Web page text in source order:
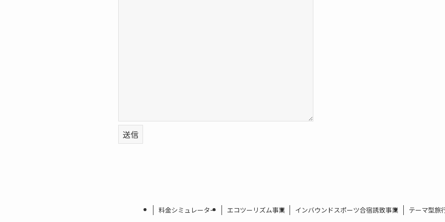
料金シミュレーター エコツーリズム事業 インバウンドスポーツ合宿誘致事業 テーマ型旅